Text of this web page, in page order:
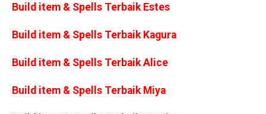
Build item & Spells Terbaik Estes
Build item & Spells Terbaik Kagura
Build item & Spells Terbaik Alice
Build item & Spells Terbaik Miya